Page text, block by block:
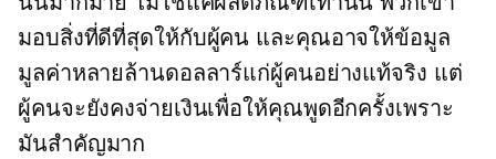
มอบสิ่งที่ดีที่สุดให้กับผู้คน และคุณอาจให้ข้อมูล
มูลค่าหลายล้านดอลลาร์แก่ผู้คนอย่างแท้จริง แต่
ผู้คนจะยังคงจ่ายเงินเพื่อให้คุณพูดอีกครั้งเพราะ
มันสำคัญมาก